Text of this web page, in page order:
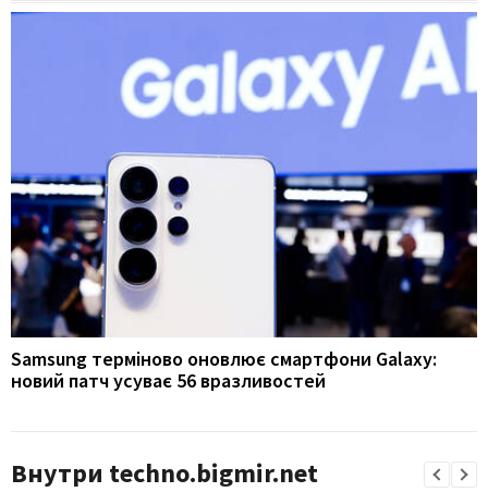
Samsung терміново оновлює смартфони Galaxy:
новий патч усуває 56 вразливостей
Внутри techno.bigmir.net